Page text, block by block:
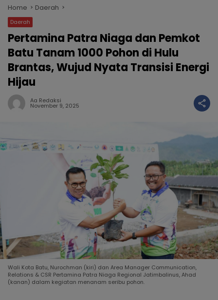
Home Daerah
Daerah
Pertamina Patra Niaga dan Pemkot
Batu Tanam 1000 Pohon di Hulu
Brantas, Wujud Nyata Transisi Energi
Hijau
Aa Redaksi
November 9, 2025
Wali Kota Batu, Nurochman (kiri) dan Area Manager Communication,
Relations & CSR Pertamina Patra Niaga Regional Jatimbalinus, Ahad
(kanan) dalam kegiatan menanam seribu pohon.